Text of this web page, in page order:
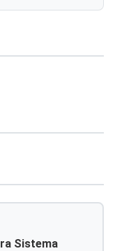
Sistema